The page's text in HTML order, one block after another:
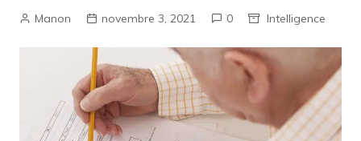
Manon novembre 3, 2021 0 Intelligence